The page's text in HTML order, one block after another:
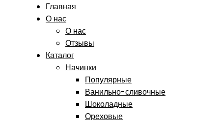
Главная
О нас
О нас
Отзывы
Каталог
Начинки
Популярные
Ванильно-сливочные
Шоколадные
Ореховые